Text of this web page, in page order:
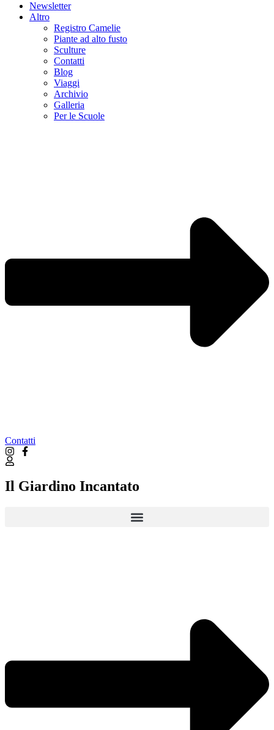
Newsletter
Altro
Registro Camelie
Piante ad alto fusto
Sculture
Contatti
Blog
Viaggi
Archivio
Galleria
Per le Scuole
Contatti
Il Giardino Incantato